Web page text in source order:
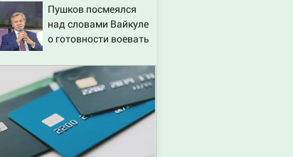
Пушков посмеялся
над словами Вайкуле
о готовности воевать